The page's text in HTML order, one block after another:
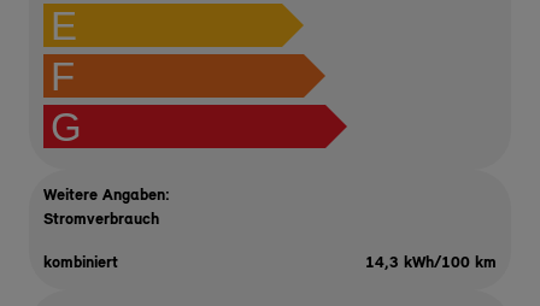
E
F
G
Weitere Angaben:
Stromverbrauch
kombiniert 14,3 kWh/100 km